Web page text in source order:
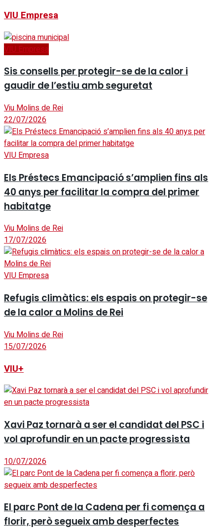
VIU Empresa
VIU Empresa
Sis consells per protegir-se de la calor i
gaudir de l’estiu amb seguretat
Viu Molins de Rei
22/07/2026
VIU Empresa
Els Préstecs Emancipació s’amplien fins als
40 anys per facilitar la compra del primer
habitatge
Viu Molins de Rei
17/07/2026
VIU Empresa
Refugis climàtics: els espais on protegir-se
de la calor a Molins de Rei
Viu Molins de Rei
15/07/2026
VIU+
Xavi Paz tornarà a ser el candidat del PSC i
vol aprofundir en un pacte progressista
10/07/2026
El parc Pont de la Cadena per fi comença a
florir, però segueix amb desperfectes